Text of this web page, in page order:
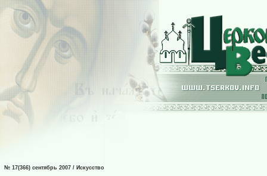
№ 17(366) сентябрь 2007 / Искусство